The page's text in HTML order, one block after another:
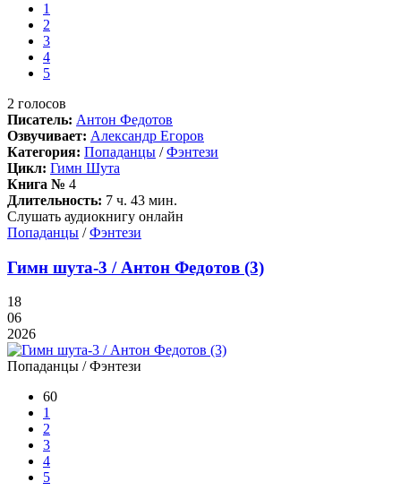
1
2
3
4
5
2 голосов
Писатель: Антон Федотов
Озвучивает: Александр Егоров
Категория: Попаданцы /Фэнтези
Цикл: Гимн Шута
Книга № 4
Длительность: 7 ч. 43 мин.
Слушать аудиокнигу онлайн
Попаданцы /Фэнтези
Гимн шута-3 / Антон Федотов (3)
18
06
2026
Попаданцы / Фэнтези
60
1
2
3
4
5